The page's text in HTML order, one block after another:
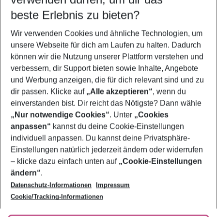
5-8 Nächte
2 Erwachsene Keine Kinder
Mehr Filter anzeigen
Footer
Footer navigation
Über uns
AGB
Bestpreisgarantie
Cookie-Einstellungen ändern
Cookie-Richtlinie
Agenturbetreuung
Barrierefreies Reisen
Folge uns
beste Erlebnis zu bieten?
Wir verwenden Cookies und ähnliche Technologien, um
unsere Webseite für dich am Laufen zu halten. Dadurch
können wir die Nutzung unserer Plattform verstehen und
verbessern, dir Support bieten sowie Inhalte, Angebote
und Werbung anzeigen, die für dich relevant sind und zu
dir passen. Klicke auf „Alle akzeptieren“, wenn du
einverstanden bist. Dir reicht das Nötigste? Dann wähle
„Nur notwendige Cookies“. Unter „Cookies
anpassen“ kannst du deine Cookie-Einstellungen
individuell anpassen. Du kannst deine Privatsphäre-
Einstellungen natürlich jederzeit ändern oder widerrufen
– klicke dazu einfach unten auf „Cookie-Einstellungen
ändern“.
Datenschutz-Informationen
Impressum
Cookie/Tracking-Informationen